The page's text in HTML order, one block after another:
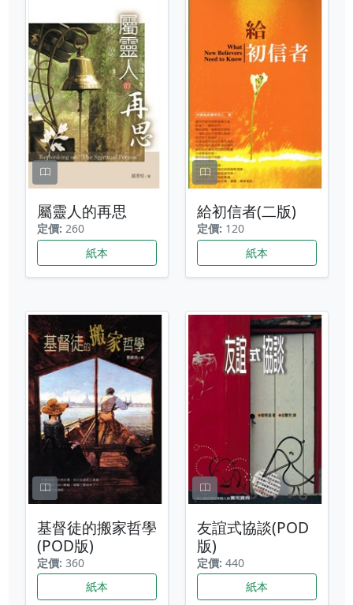
屬靈人的再思
定價: 260
紙本
給初信者(二版)
定價: 120
紙本
基督徒的搬家哲學
(POD版)
定價: 360
紙本
友誼式協談(POD
版)
定價: 440
紙本